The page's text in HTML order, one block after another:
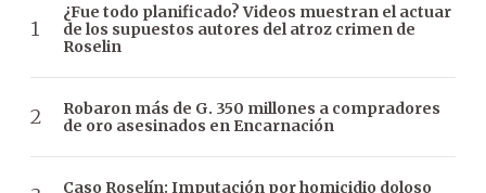
¿Fue todo planificado? Videos muestran el actuar
de los supuestos autores del atroz crimen de
Roselin
Robaron más de G. 350 millones a compradores
de oro asesinados en Encarnación
Caso Roselín: Imputación por homicidio doloso